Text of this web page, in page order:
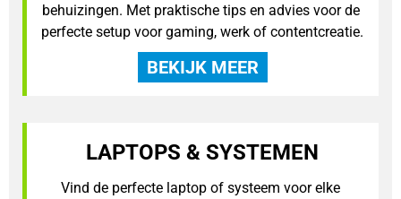
behuizingen. Met praktische tips en advies voor de
perfecte setup voor gaming, werk of contentcreatie.
BEKIJK MEER
LAPTOPS & SYSTEMEN
Vind de perfecte laptop of systeem voor elke